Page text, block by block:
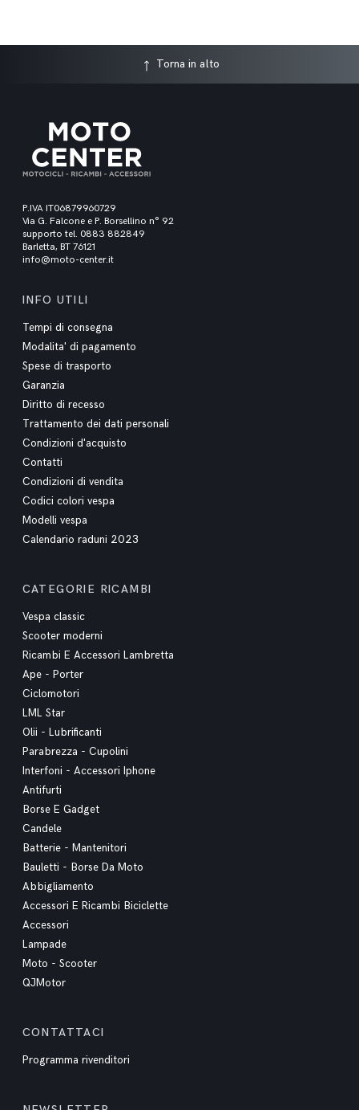
Torna in alto
P.IVA IT06879960729
Via G. Falcone e P. Borsellino n° 92
supporto tel. 0883 882849
Barletta, BT 76121
info@moto-center.it
INFO UTILI
Tempi di consegna
Modalita' di pagamento
Spese di trasporto
Garanzia
Diritto di recesso
Trattamento dei dati personali
Condizioni d'acquisto
Contatti
Condizioni di vendita
Codici colori vespa
Modelli vespa
Calendario raduni 2023
CATEGORIE RICAMBI
Vespa classic
Scooter moderni
Ricambi E Accessori Lambretta
Ape - Porter
Ciclomotori
LML Star
Olii - Lubrificanti
Parabrezza - Cupolini
Interfoni - Accessori Iphone
Antifurti
Borse E Gadget
Candele
Batterie - Mantenitori
Bauletti - Borse Da Moto
Abbigliamento
Accessori E Ricambi Biciclette
Accessori
Lampade
Moto - Scooter
QJMotor
CONTATTACI
Programma rivenditori